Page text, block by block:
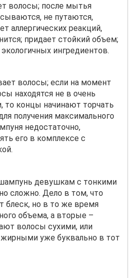
волосы; после мытья
не путаются,
аллергических реакций,
придает стойкий объем;
ингредиентов.
волосы; если на момент
находятся не в очень
то концы начинают торчать
получения максимального
недостаточно,
его в комплексе с
девушкам с тонкими
сложно. Дело в том, что
блеск, но в то же время
объема, а вторые –
волосы сухими, или
уже буквально в тот